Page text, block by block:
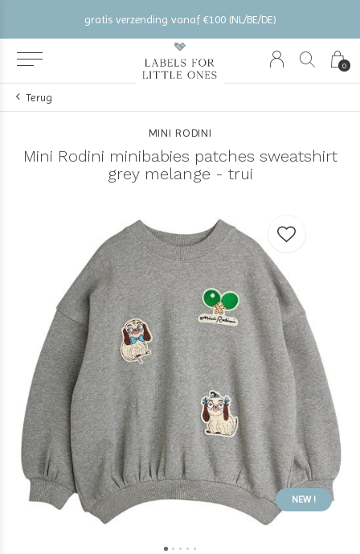
0
gratis verzending vanaf €100 (NL/BE/DE)
Terug
MINI RODINI
Mini Rodini minibabies patches sweatshirt
grey melange - trui
NEW !